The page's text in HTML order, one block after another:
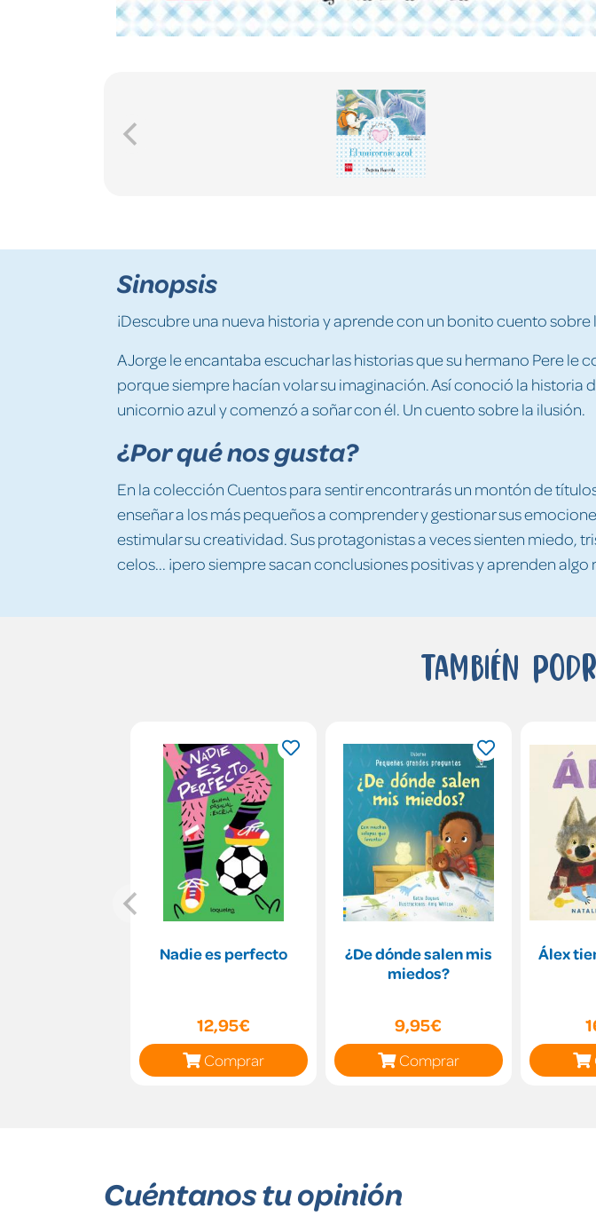
Sinopsis
¡Descubre una nueva historia y aprende con un bonito cuento sobre
A Jorge le encantaba escuchar las historias que su hermano Pere le
porque siempre hacían volar su imaginación. Así conoció la historia
unicornio azul y comenzó a soñar con él. Un cuento sobre la ilusión.
¿Por qué nos gusta?
En la colección Cuentos para sentir encontrarás un montón de
enseñar a los más pequeños a comprender y gestionar sus
estimular su creatividad. Sus protagonistas a veces sienten miedo,
celos... ¡pero siempre sacan conclusiones positivas y aprenden algo
También
Nadie es perfecto
12,95€
Comprar
¿De dónde salen mis
miedos?
9,95€
Comprar
Álex
Cuéntanos tu opinión